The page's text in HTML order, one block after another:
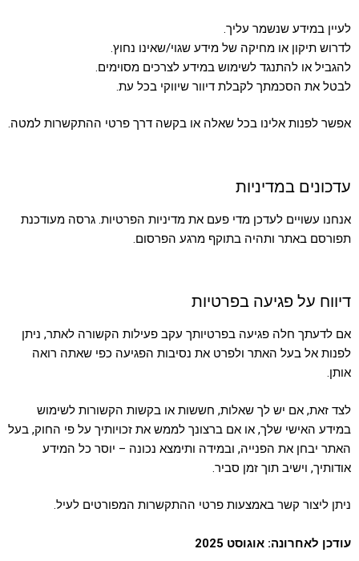
לעיין במידע שנשמר עליך.
לדרוש תיקון או מחיקה של מידע שגוי/שאינו נחוץ.
להגביל או להתנגד לשימוש במידע לצרכים מסוימים.
לבטל את הסכמתך לקבלת דיוור שיווקי בכל עת.
אפשר לפנות אלינו בכל שאלה או בקשה דרך פרטי ההתקשרות למטה.
עדכונים במדיניות
אנחנו עשויים לעדכן מדי פעם את מדיניות הפרטיות. גרסה מעודכנת
תפורסם באתר ותהיה בתוקף מרגע הפרסום.
דיווח על פגיעה בפרטיות
אם לדעתך חלה פגיעה בפרטיותך עקב פעילות הקשורה לאתר, ניתן
לפנות אל בעל האתר ולפרט את נסיבות הפגיעה כפי שאתה רואה
אותן.
לצד זאת, אם יש לך שאלות, חששות או בקשות הקשורות לשימוש
במידע האישי שלך, או אם ברצונך לממש את זכויותיך על פי החוק, בעל
האתר יבחן את הפנייה, ובמידה ותימצא נכונה – יוסר כל המידע
אודותיך, וישיב תוך זמן סביר.
ניתן ליצור קשר באמצעות פרטי ההתקשרות המפורטים לעיל.
עודכן לאחרונה: אוגוסט 2025